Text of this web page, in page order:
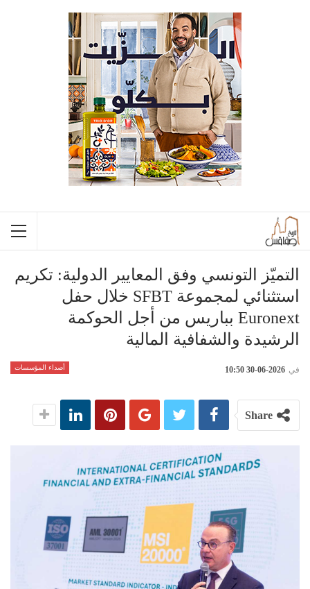
التميّز التونسي وفق المعايير الدولية: تكريم
استثنائي لمجموعة SFBT خلال حفل
Euronext بباريس من أجل الحوكمة
الرشيدة والشفافية المالية
أصداء المؤسسات في 2026-06-30 10:50
Share